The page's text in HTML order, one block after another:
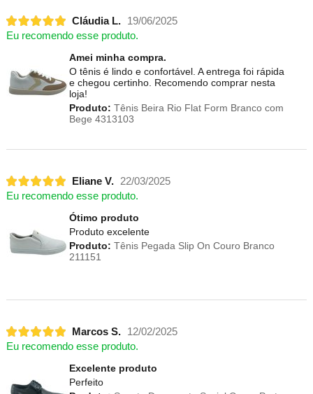
Cláudia L.
19/06/2025
Eu recomendo esse produto.
Amei minha compra.
O tênis é lindo e confortável. A entrega foi rápida
e chegou certinho. Recomendo comprar nesta
loja!
Produto: Tênis Beira Rio Flat Form Branco com
Bege 4313103
Eliane V.
22/03/2025
Eu recomendo esse produto.
Ótimo produto
Produto excelente
Produto: Tênis Pegada Slip On Couro Branco
211151
Marcos S.
12/02/2025
Eu recomendo esse produto.
Excelente produto
Perfeito